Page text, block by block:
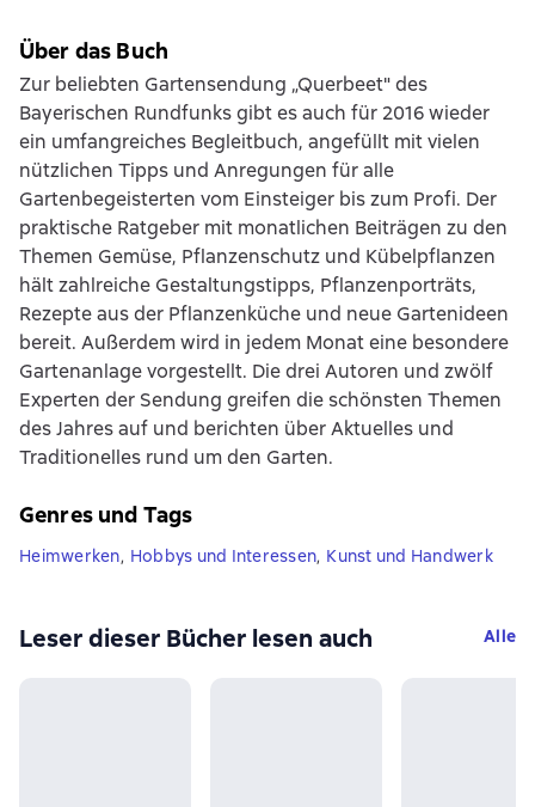
Über das Buch
Zur beliebten Gartensendung „Querbeet" des
Bayerischen Rundfunks gibt es auch für 2016 wieder
ein umfangreiches Begleitbuch, angefüllt mit vielen
nützlichen Tipps und Anregungen für alle
Gartenbegeisterten vom Einsteiger bis zum Profi. Der
praktische Ratgeber mit monatlichen Beiträgen zu den
Themen Gemüse, Pflanzenschutz und Kübelpflanzen
hält zahlreiche Gestaltungstipps, Pflanzenporträts,
Rezepte aus der Pflanzenküche und neue Gartenideen
bereit. Außerdem wird in jedem Monat eine besondere
Gartenanlage vorgestellt. Die drei Autoren und zwölf
Experten der Sendung greifen die schönsten Themen
des Jahres auf und berichten über Aktuelles und
Traditionelles rund um den Garten.
Genres und Tags
Heimwerken, Hobbys und Interessen, Kunst und Handwerk
Leser dieser Bücher lesen auch Alle